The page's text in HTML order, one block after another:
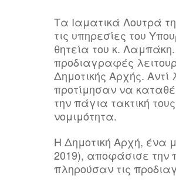
Τα Ιαματικά Λουτρά
τις υπηρεσίες του
θητεία του κ.
προδιαγραφές
Δημοτικής Αρχής.
προτίμησαν να
την πάγια τακτική
νομιμότητα.
Η Δημοτική Αρχή, ένα
2019), αποφάσισε την
πληρούσαν τις